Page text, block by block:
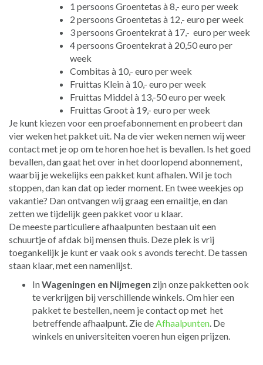
1 persoons Groentetas à 8,- euro per week
2 persoons Groentetas à 12,- euro per week
3 persoons Groentekrat à 17,- euro per week
4 persoons Groentekrat à 20,50 euro per
week
Combitas à 10,- euro per week
Fruittas Klein à 10,- euro per week
Fruittas Middel à 13,-50 euro per week
Fruittas Groot à 19,- euro per week
Je kunt kiezen voor een proefabonnement en probeert dan
vier weken het pakket uit. Na de vier weken nemen wij weer
contact met je op om te horen hoe het is bevallen. Is het goed
bevallen, dan gaat het over in het doorlopend abonnement,
waarbij je wekelijks een pakket kunt afhalen. Wil je toch
stoppen, dan kan dat op ieder moment. En twee weekjes op
vakantie? Dan ontvangen wij graag een emailtje, en dan
zetten we tijdelijk geen pakket voor u klaar.
De meeste particuliere afhaalpunten bestaan uit een
schuurtje of afdak bij mensen thuis. Deze plek is vrij
toegankelijk je kunt er vaak ook s avonds terecht. De tassen
staan klaar, met een namenlijst.
InWageningen en Nijmegen zijn onze pakketten ook
te verkrijgen bij verschillende winkels. Om hier een
pakket te bestellen, neem je contact op met het
betreffende afhaalpunt. Zie deAfhaalpunten. De
winkels en universiteiten voeren hun eigen prijzen.